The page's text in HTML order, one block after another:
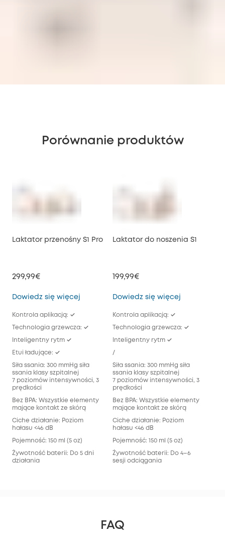
Porównanie produktów
Laktator przenośny S1 Pro
299,99€
Dowiedz się więcej Laktator przenośny S1 Pro
Kontrola aplikacją: ✓
Technologia grzewcza: ✓
Inteligentny rytm ✓
Etui ładujące: ✓
Siła ssania: 300 mmHg siła
ssania klasy szpitalnej
7 poziomów intensywności, 3
prędkości
Bez BPA: Wszystkie elementy
mające kontakt ze skórą
Ciche działanie: Poziom
hałasu <46 dB
Pojemność: 150 ml (5 oz)
Żywotność baterii: Do 5 dni
działania
Laktator do noszenia S1
199,99€
Dowiedz się więcej
Kontrola aplikacją: ✓
Technologia grzewcza: ✓
Inteligentny rytm ✓
/
Siła ssania: 300 mmHg siła
ssania klasy szpitalnej
7 poziomów intensywności, 3
prędkości
Bez BPA: Wszystkie elementy
mające kontakt ze skórą
Ciche działanie: Poziom
hałasu <46 dB
Pojemność: 150 ml (5 oz)
Żywotność baterii: Do 4–6
sesji odciągania
FAQ